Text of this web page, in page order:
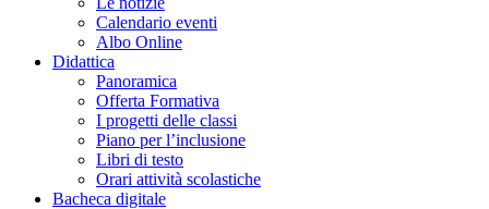
Calendario eventi
Albo Online
Didattica
Panoramica
Offerta Formativa
I progetti delle classi
Piano per l’inclusione
Libri di testo
Orari attività scolastiche
Bacheca digitale